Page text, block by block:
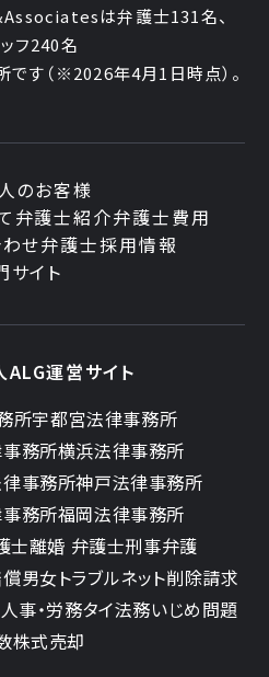
は弁護士131名、
フ240名
です （※2026年4月1日時点）。
のお客様
弁護士紹介弁護士費用
せ弁護士採用情報
サイト
運営サイト
所宇都宮法律事務所
務所横浜法律事務所
事務所神戸法律事務所
務所福岡法律事務所
士離婚 弁護士刑事弁護
男女トラブルネット削除請求
事・労務タイ法務いじめ問題
株式売却